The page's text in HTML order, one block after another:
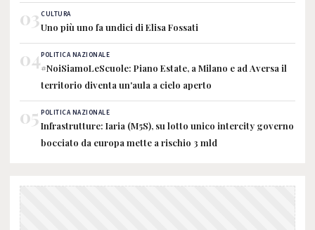
03CULTURA
Uno più uno fa undici di Elisa Fossati
04POLITICA NAZIONALE
#NoiSiamoLeScuole: Piano Estate, a Milano e ad Aversa il
territorio diventa un'aula a cielo aperto
05 POLITICA NAZIONALE
Infrastrutture: Iaria (M5S), su lotto unico intercity governo
bocciato da europa mette a rischio 3 mld